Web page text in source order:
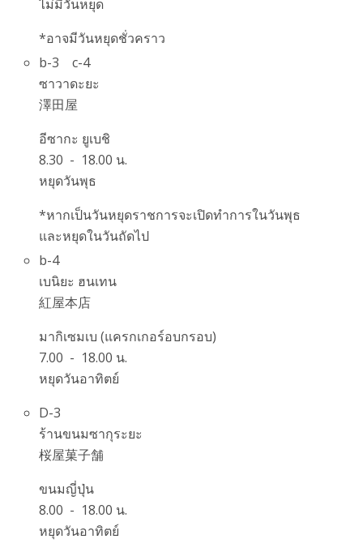
ไม่มีวันหยุด
*อาจมีวันหยุดชั่วคราว
b-3
c-4
ซาวาดะยะ
澤田屋
อีซากะ ยูเบชิ
8.30 - 18.00 น.
หยุดวันพุธ
*หากเป็นวันหยุดราชการจะเปิดทำการในวันพุธ
และหยุดในวันถัดไป
b-4
เบนิยะ ฮนเทน
紅屋本店
มากิเซมเบ (แครกเกอร์อบกรอบ)
7.00 - 18.00 น.
หยุดวันอาทิตย์
D-3
ร้านขนมซากุระยะ
桜屋菓子舗
ขนมญี่ปุ่น
8.00 - 18.00 น.
หยุดวันอาทิตย์